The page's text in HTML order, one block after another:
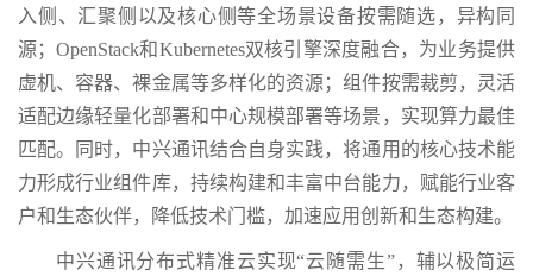
入侧、汇聚侧以及核心侧等全场景设备按需随选，异构同
源；OpenStack和Kubernetes双核引擎深度融合，为业务提供
虚机、容器、裸金属等多样化的资源；组件按需裁剪，灵活
适配边缘轻量化部署和中心规模部署等场景，实现算力最佳
匹配。同时，中兴通讯结合自身实践，将通用的核心技术能
力形成行业组件库，持续构建和丰富中台能力，赋能行业客
户和生态伙伴，降低技术门槛，加速应用创新和生态构建。
中兴通讯分布式精准云实现“云随需生”，辅以极简运